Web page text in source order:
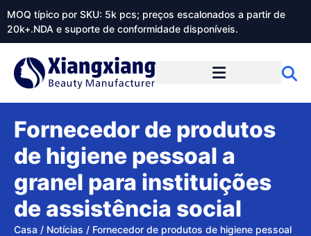
MOQ típico por SKU: 5k pcs; preços escalonados a partir de
20k+.NDA e suporte de conformidade disponíveis.
Fornecedor de produtos
de higiene pessoal a
granel para instituições
de assistência social
Casa / Notícias / Fornecedor de produtos de higiene pessoal